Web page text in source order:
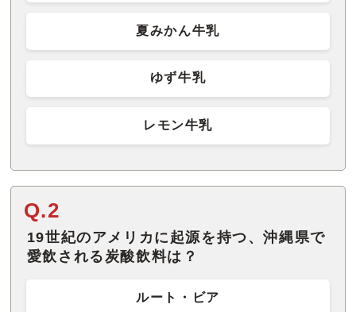
夏みかん牛乳
ゆず牛乳
レモン牛乳
Q.2
19世紀のアメリカに起源を持つ、沖縄県で
愛飲される炭酸飲料は？
ルート・ビア